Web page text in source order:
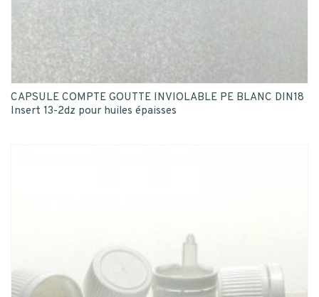
CAPSULE COMPTE GOUTTE INVIOLABLE PE BLANC DIN18
Insert 13-2dz pour huiles épaisses